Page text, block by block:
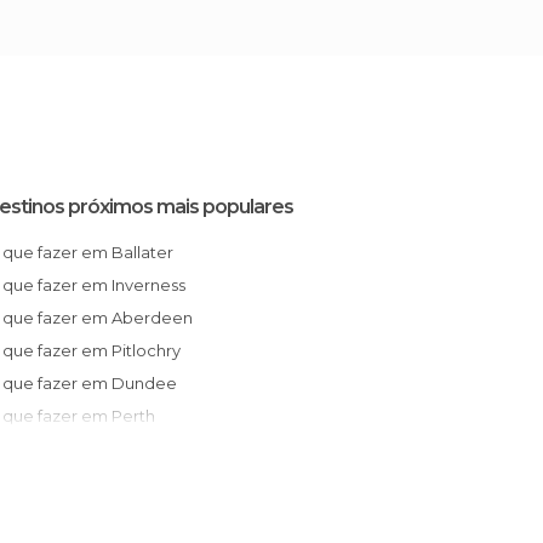
próximos mais populares
O que fazer em Ballater
O que fazer em Inverness
O que fazer em Aberdeen
O que fazer em Pitlochry
O que fazer em Dundee
O que fazer em Perth